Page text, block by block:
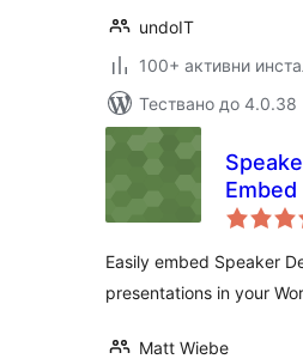
undoIT
100+ активни
Тествано до 4.0.38
Embed
Easily embed Speaker
presentations in your
Matt Wiebe